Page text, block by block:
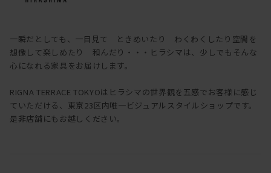
一瞬だとしても、一目見て ときめいたり わくわくしたり空間を
想像して楽しめたり 和んだり・・・ヒラシマは、少しでもそんな
心になれる家具をお届けします。
RIGNA TERRACE TOKYOはヒラシマの世界観を五感でお客様に感じ
ていただける、東京23区内唯一ビジュアルスタイルショップです。
是非店舗にもお越しください。